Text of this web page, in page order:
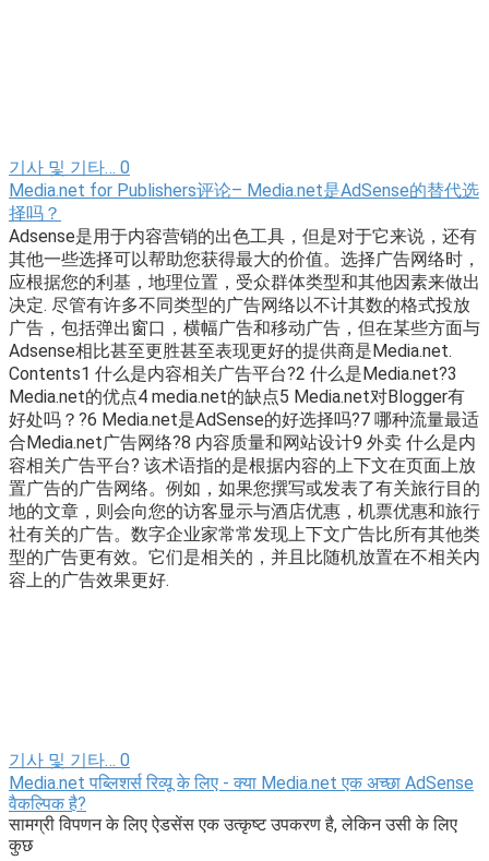
기사 및 기타… 0
Media.net for Publishers评论– Media.net是AdSense的替代选
择吗？
Adsense是用于内容营销的出色工具，但是对于它来说，还有
其他一些选择可以帮助您获得最大的价值。选择广告网络时，
应根据您的利基，地理位置，受众群体类型和其他因素来做出
决定. 尽管有许多不同类型的广告网络以不计其数的格式投放
广告，包括弹出窗口，横幅广告和移动广告，但在某些方面与
Adsense相比甚至更胜甚至表现更好的提供商是Media.net.
Contents1 什么是内容相关广告平台?2 什么是Media.net?3
Media.net的优点4 media.net的缺点5 Media.net对Blogger有
好处吗？?6 Media.net是AdSense的好选择吗?7 哪种流量最适
合Media.net广告网络?8 内容质量和网站设计9 外卖 什么是内
容相关广告平台? 该术语指的是根据内容的上下文在页面上放
置广告的广告网络。例如，如果您撰写或发表了有关旅行目的
地的文章，则会向您的访客显示与酒店优惠，机票优惠和旅行
社有关的广告。数字企业家常常发现上下文广告比所有其他类
型的广告更有效。它们是相关的，并且比随机放置在不相关内
容上的广告效果更好.
기사 및 기타… 0
Media.net पब्लिशर्स रिव्यू के लिए - क्या Media.net एक अच्छा AdSense
वैकल्पिक है?
सामग्री विपणन के लिए ऐडसेंस एक उत्कृष्ट उपकरण है, लेकिन उसी के लिए
कुछ